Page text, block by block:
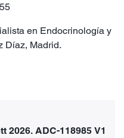
en Endocrinología y
Díaz, Madrid.
2026. ADC-118985 V1